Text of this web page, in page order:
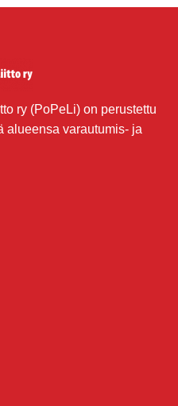
ry (PoPeLi) on perustettu
alueensa varautumis- ja